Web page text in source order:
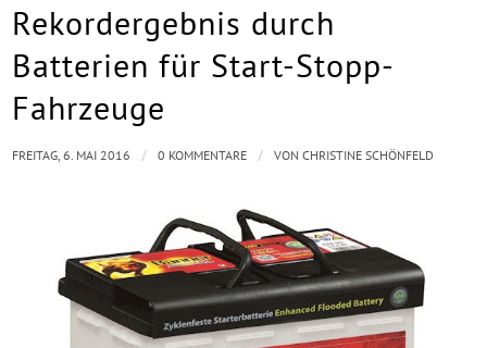
Rekordergebnis durch
Batterien für Start-Stopp-
Fahrzeuge
FREITAG, 6. MAI 2016 / 0 KOMMENTARE / VONCHRISTINE SCHÖNFELD